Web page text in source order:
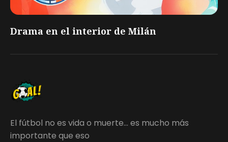
Drama en el interior de Milán
El fútbol no es vida o muerte... es mucho más
importante que eso